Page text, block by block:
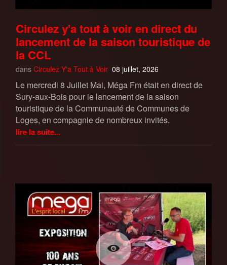
Circulez y'a tout à voir en direct du
lancement de la saison touristique de
la CCL
dans Circulez Y'a Tout à Voir 08 juillet, 2026
Le mercredi 8 Juillet Mai, Méga Fm était en direct de
Sury-aux-Bois pour le lancement de la saison
touristique de la Communauté de Communes de
Loges, en compagnie de nombreux invités.
lire la suite...